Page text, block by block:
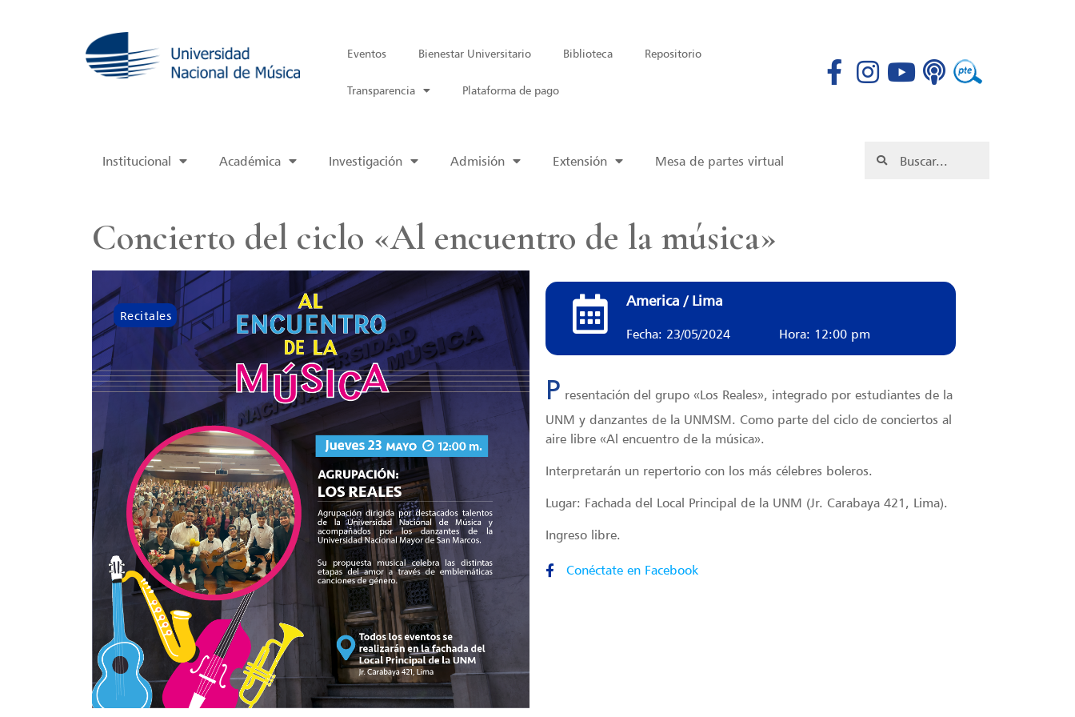
Eventos Bienestar Universitario Biblioteca Repositorio
Transparencia Plataforma de pago
Institucional Académica Investigación Admisión Extensión Mesa de partes virtual
Concierto del ciclo «Al encuentro de la música»
Recitales
America / Lima
Fecha: 23/05/2024 Hora: 12:00 pm
P resentación del grupo «Los Reales», integrado por estudiantes de la
UNM y danzantes de la UNMSM. Como parte del ciclo de conciertos al
aire libre «Al encuentro de la música».
Interpretarán un repertorio con los más célebres boleros.
Lugar: Fachada del Local Principal de la UNM (Jr. Carabaya 421, Lima).
Ingreso libre.
Conéctate en Facebook